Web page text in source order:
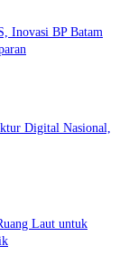
Inovasi BP Batam
Digital Nasional,
Laut untuk